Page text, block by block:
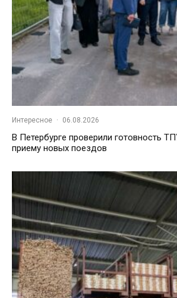
Интересное · 06.08.2026
В Петербурге проверили готовность
приему новых поездов